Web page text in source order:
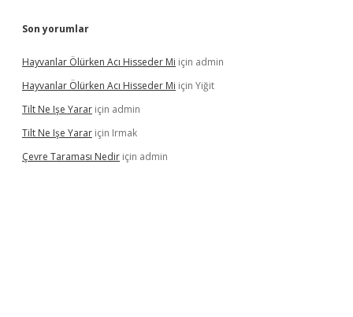
Son yorumlar
Hayvanlar Ölürken Acı Hisseder Mi için admin
Hayvanlar Ölürken Acı Hisseder Mi için Yiğit
Tilt Ne Işe Yarar için admin
Tilt Ne Işe Yarar için Irmak
Çevre Taraması Nedir için admin